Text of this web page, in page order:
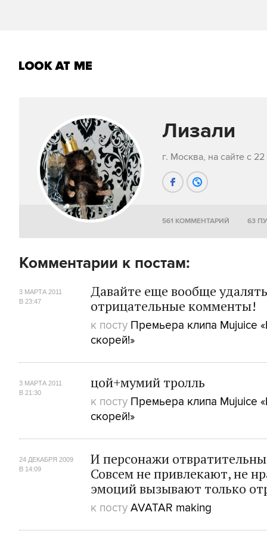
Лизали
г. Москва, на сайте с
561 КОММЕНТАРИЙ 63
Комментарии к постам:
Давайте еще вообще
отрицательные комменты!
3 МАРТА 2011
В 23:47
к посту Премьера клипа Mujuice
скорей!»
цой+мумий тролль
3 МАРТА 2011
В 21:30
к посту Премьера клипа Mujuice
скорей!»
И персонажи
Совсем не привлекают, не
эмоций вызывают только
24 ДЕКАБРЯ 2009
В 14:09
к посту AVATAR making